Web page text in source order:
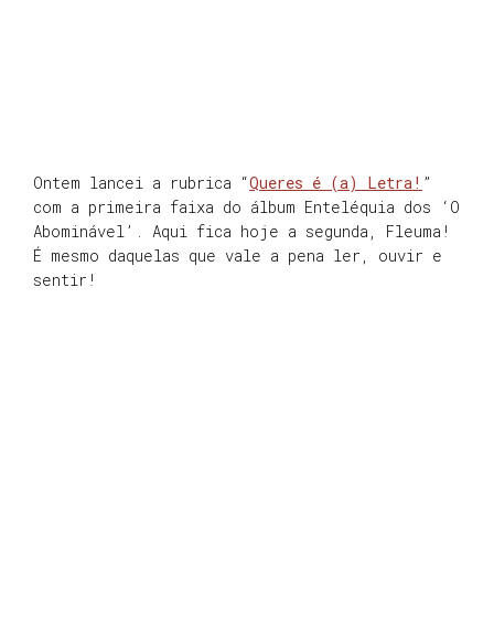
Ontem lancei a rubrica “Queres é (a) Letra! ”
com a primeira faixa do álbum Enteléquia dos ‘O
Abominável’. Aqui fica hoje a segunda, Fleuma!
É mesmo daquelas que vale a pena ler, ouvir e
sentir!